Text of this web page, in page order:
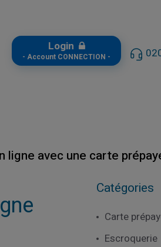
Login
- Account CONNECTION -
avec une carte
Catégories
Carte
Escroquerie